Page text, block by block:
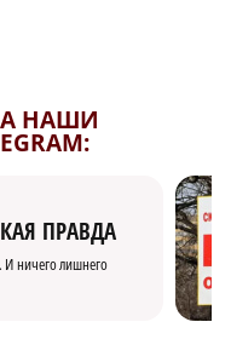
НАШИ
ПРАВДА
И ничего лишнего